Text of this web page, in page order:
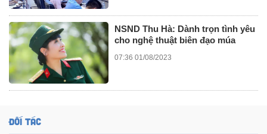
NSND Thu Hà: Dành trọn tình yêu
cho nghệ thuật biên đạo múa
07:36 01/08/2023
ĐỐI TÁC